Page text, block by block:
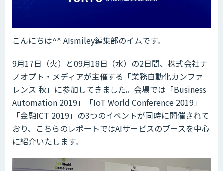
こんにちは^^ AIsmiley編集部のイムです。
9月17日（火）と09月18日（水）の2日間、株式会社ナ
ノオプト・メディアが主催する「業務自動化カンファ
レンス 秋」に参加してきました。会場では「Business
Automation 2019」「IoT World Conference 2019」
「金融ICT 2019」の3つのイベントが同時に開催されて
おり、こちらのレポートではAIサービスのブースを中心
に紹介いたします。